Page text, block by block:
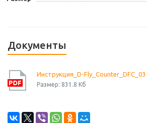
Документы
Инструкция_D-Fly_Counter_DFC_03
Размер: 831.8 Кб